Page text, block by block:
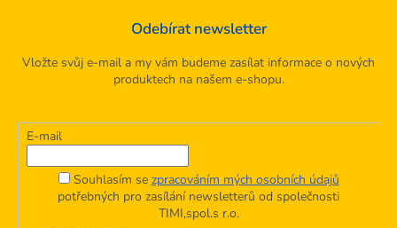
Odebírat newsletter
Vložte svůj e-mail a my vám budeme zasílat informace o nových
produktech na našem e-shopu.
E-mail
Souhlasím se zpracováním mých osobních údajů
potřebných pro zasílání newsletterů od společnosti
TIMI,spol.s r.o.